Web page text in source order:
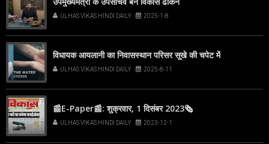
ULHAS VIKAS HINDI DAILY 2025-1-8
विधायक आयलानी का निवासस्थान परिसर सूखे की चपेट में
ULHAS VIKAS HINDI DAILY 2025-8-11
📰E-Paper📰: शुक्रवार, 1 दिसंबर 2023🗞
ULHAS VIKAS HINDI DAILY 2023-12-1